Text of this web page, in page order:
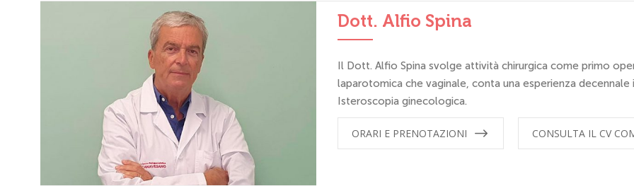
Dott. Alfio Spina
Il Dott. Alfio Spina svolge attività chirurgica come primo
laparotomica che vaginale, conta una esperienza
Isteroscopia ginecologica.
ORARI E PRENOTAZIONI CONSULTA IL CV